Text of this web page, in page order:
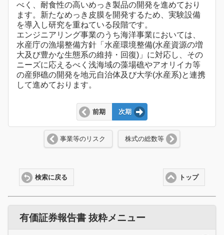
べく、耐食性の高いめっき製品の開発を進めており
ます。新たなめっき皮膜を開発するため、実験設備
を導入し研究を重ねている段階です。
エンジニアリング事業のうち海洋事業においては、
水産庁の漁場整備方針「水産環境整備(水産資源の増
大及び豊かな生態系の維持・回復)」に対応し、その
ニーズに応えるべく浅海域の藻場礁やアオリイカ等
の産卵礁の開発を地元自治体及び大学(水産系)と連携
して進めております。
前期 次期
事業等のリスク 株式の総数等
トップ
検索に戻る
有価証券報告書 抜粋メニュー